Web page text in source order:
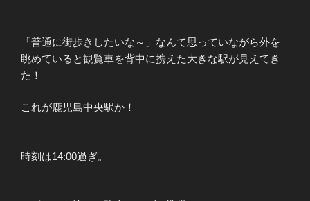
「普通に街歩きしたいな～」なんて思っていながら外を
眺めていると観覧車を背中に携えた大きな駅が見えてき
た！
これが鹿児島中央駅か！
時刻は14:00過ぎ。